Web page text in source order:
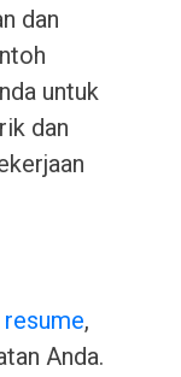
dan
untuk
dan
,
Anda.